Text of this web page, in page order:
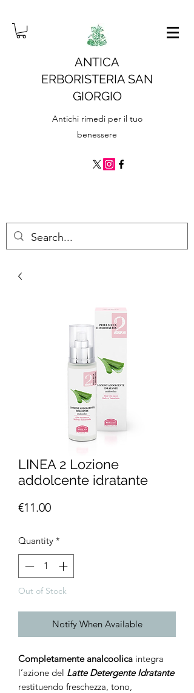
ANTICA
ERBORISTERIA SAN
GIORGIO
Antichi rimedi per il tuo
benessere
LINEA 2 Lozione
addolcente idratante
€11.00Price
Quantity *
Out of Stock
Notify When Available
Completamente analcoolica integra
l’azione del Latte Detergente Idratante
restituendo freschezza, tono,